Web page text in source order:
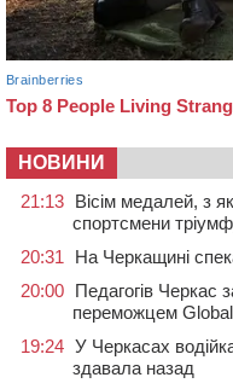
НОВИНИ
21:13 Вісім медалей, з
спортсмени
20:31
На Черкащині
20:00 Педагогів Черкас
переможцем
19:24 У Черкасах
здавала назад